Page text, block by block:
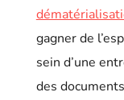
gagner de
sein d’une
des